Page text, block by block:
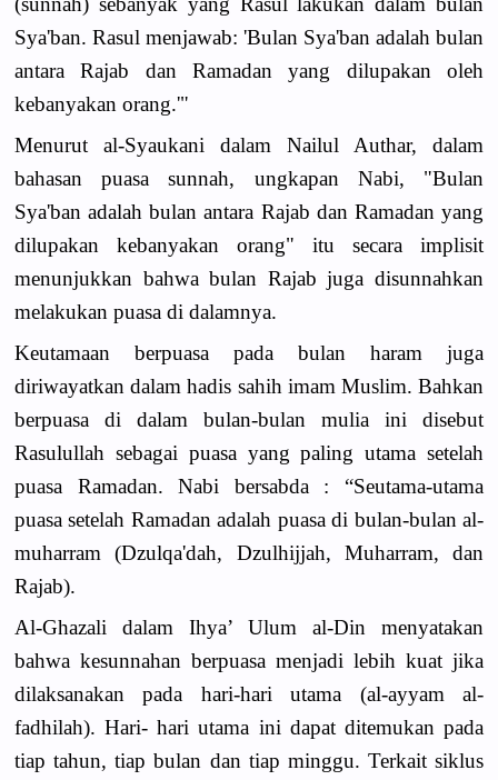
Sya'ban. Rasul menjawab: 'Bulan Sya'ban adalah bulan
antara Rajab dan Ramadan yang dilupakan oleh
kebanyakan orang.'"
Menurut al-Syaukani dalam Nailul Authar, dalam
bahasan puasa sunnah, ungkapan Nabi, "Bulan
Sya'ban adalah bulan antara Rajab dan Ramadan yang
dilupakan kebanyakan orang" itu secara implisit
menunjukkan bahwa bulan Rajab juga disunnahkan
melakukan puasa di dalamnya.
Keutamaan berpuasa pada bulan haram juga
diriwayatkan dalam hadis sahih imam Muslim. Bahkan
berpuasa di dalam bulan-bulan mulia ini disebut
Rasulullah sebagai puasa yang paling utama setelah
puasa Ramadan. Nabi bersabda : “Seutama-utama
puasa setelah Ramadan adalah puasa di bulan-bulan al-
muharram (Dzulqa'dah, Dzulhijjah, Muharram, dan
Rajab).
Al-Ghazali dalam Ihya’ Ulum al-Din menyatakan
bahwa kesunnahan berpuasa menjadi lebih kuat jika
dilaksanakan pada hari-hari utama (al-ayyam al-
fadhilah). Hari- hari utama ini dapat ditemukan pada
tiap tahun, tiap bulan dan tiap minggu. Terkait siklus